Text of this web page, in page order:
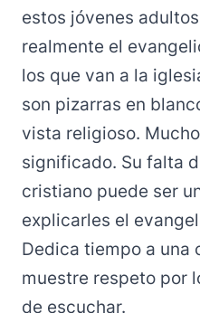
estos jóvenes
realmente el
los que van a la
son pizarras en
vista religioso.
significado. Su falta
cristiano puede ser
explicarles el
Dedica tiempo a una
muestre respeto por
de escuchar.